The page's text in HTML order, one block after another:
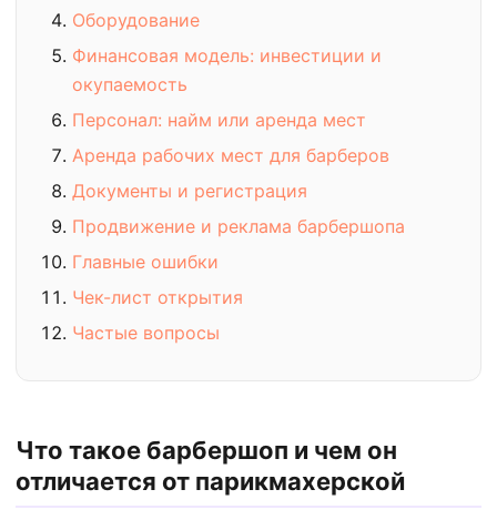
Оборудование
Финансовая модель: инвестиции и
окупаемость
Персонал: найм или аренда мест
Аренда рабочих мест для барберов
Документы и регистрация
Продвижение и реклама барбершопа
Главные ошибки
Чек-лист открытия
Частые вопросы
Что такое барбершоп и чем он
отличается от парикмахерской